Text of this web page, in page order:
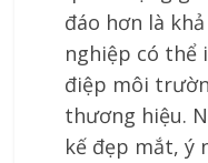
đáo hơn là
nghiệp có thể
điệp môi
thương hiệu.
kế đẹp mắt, ý